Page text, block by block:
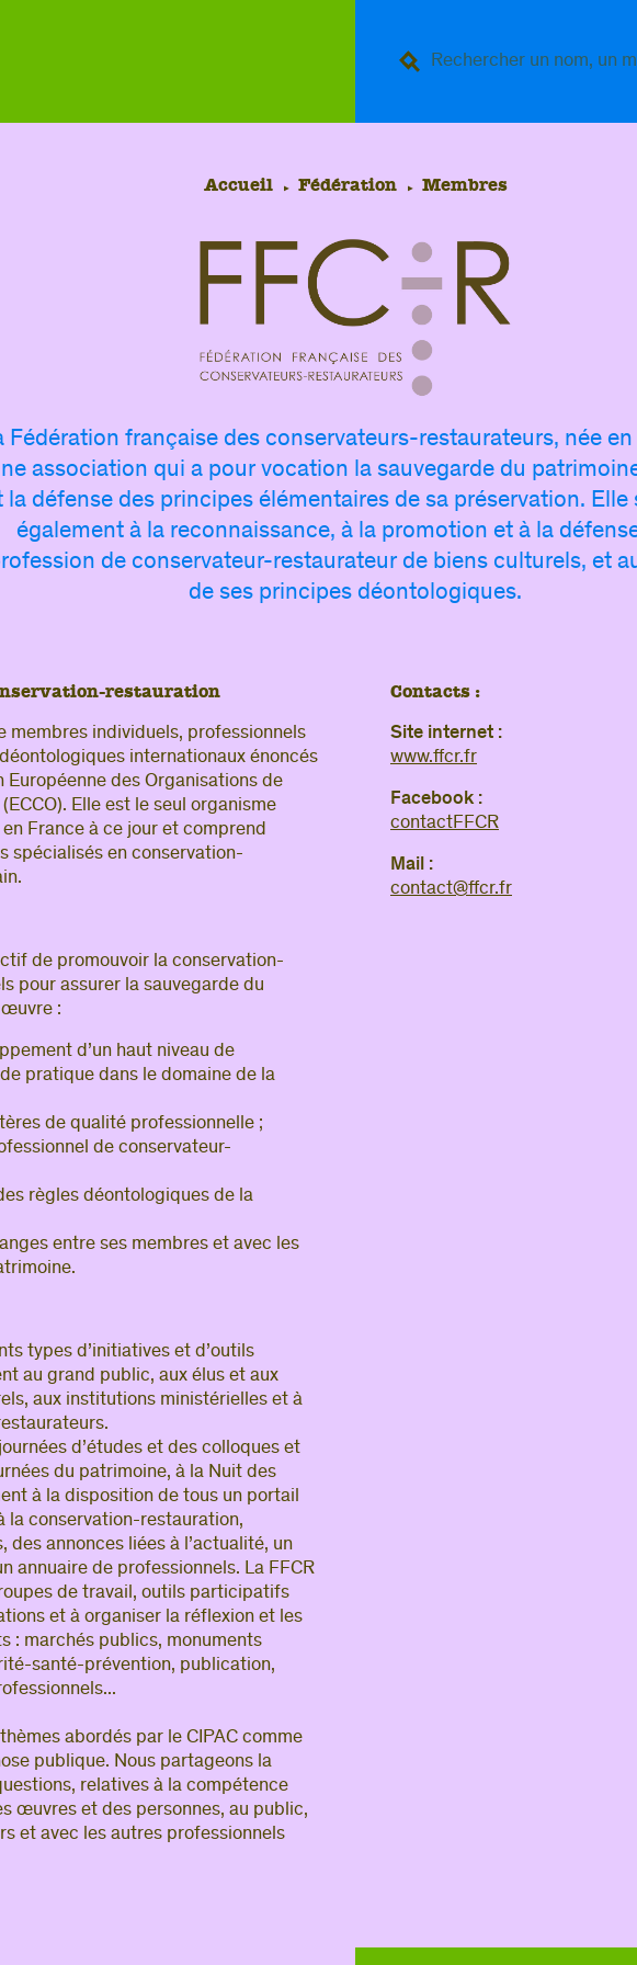
accès, puis
visite de
Accueil Fédération Membres
Fédération française des conservateurs-restaurateurs, née en
association qui a pour vocation la sauvegarde du
la défense des principes élémentaires de sa préservation. Elle
également à la reconnaissance, à la promotion et à la
de conservateur-restaurateur de biens culturels, et
de ses principes déontologiques.
restauration
membres individuels, professionnels
internationaux énoncés
Européenne des Organisations de
Elle est le seul organisme
France à ce jour et comprend
spécialisés en conservation-
de promouvoir la conservation-
pour assurer la sauvegarde du
œuvre :
d’un haut niveau de
pratique dans le domaine de la
de qualité professionnelle ;
de conservateur-
règles déontologiques de la
entre ses membres et avec les
types d’initiatives et d’outils
au grand public, aux élus et aux
aux institutions ministérielles et à
d’études et des colloques et
du patrimoine, à la Nuit des
à la disposition de tous un portail
la conservation-restauration,
annonces liées à l’actualité, un
annuaire de professionnels. La FFCR
de travail, outils participatifs
et à organiser la réflexion et les
: marchés publics, monuments
santé-prévention, publication,
abordés par le CIPAC comme
publique. Nous partageons la
relatives à la compétence
œuvres et des personnes, au public,
et avec les autres professionnels
Contacts :
Site internet :
www.ffcr.fr
Facebook :
contactFFCR
Mail :
contact@ffcr.fr